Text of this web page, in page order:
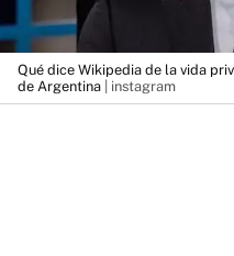
Qué dice Wikipedia de la vida
de Argentina | instagram